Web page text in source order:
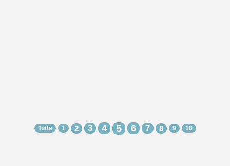
Tutte 1 2 3 4 5 6 7 8 9 10